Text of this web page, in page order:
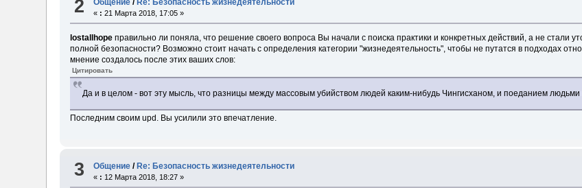
2 Общение / Re: Безопасность жизнедеятельности
« : 21 Марта 2018, 17:05 »
lostallhope правильно ли поняла, что решение своего вопроса Вы начали с поиска практики и конкретных действий, а не стали
полной безопасности? Возможно стоит начать с определения категории "жизнедеятельность", чтобы не путатся в подходах
мнение создалось после этих ваших слов:
Цитировать
Да и в целом - вот эту мысль, что разницы между массовым убийством людей каким-нибудь Чингисханом, и поеданием людьми
Последним своим upd. Вы усилили это впечатление.
3 Общение / Re: Безопасность жизнедеятельности
« : 12 Марта 2018, 18:27 »